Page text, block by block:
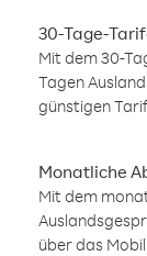
30-Tage-
Mit dem 30-
Tagen
günstigen
Monatliche
Mit dem
über das